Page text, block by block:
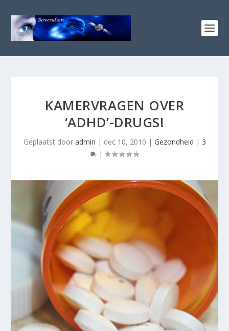
KAMERVRAGEN OVER
‘ADHD’-DRUGS!
Geplaatst door admin | dec 10, 2010 | Gezondheid | 3
|